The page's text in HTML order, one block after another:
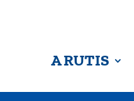
A RUTIS